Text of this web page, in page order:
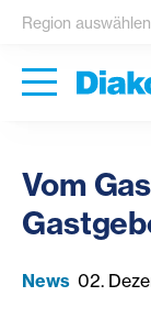
Region auswählen
Vom
News 02.